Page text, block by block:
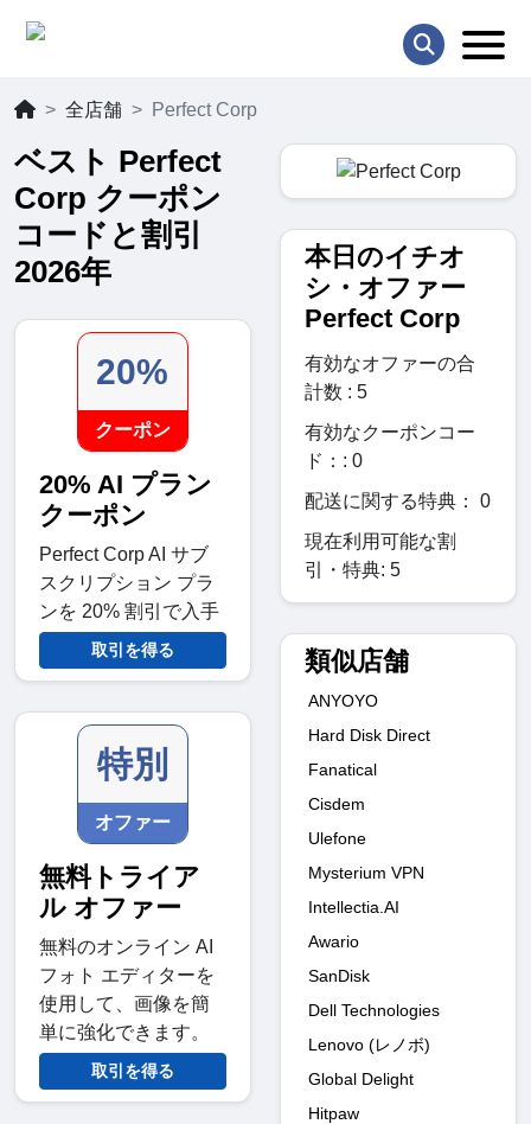
全店舗 Perfect Corp
ベスト Perfect
Corp クーポン
コードと割引
2026年
20%
クーポン
20% AI プラン
クーポン
Perfect Corp AI サブ
スクリプション プラ
ンを 20% 割引で入手
取引を得る
特別
オファー
無料トライア
ル オファー
無料のオンライン AI
フォト エディターを
使用して、画像を簡
単に強化できます。
取引を得る
本日のイチオ
シ・オファー
Perfect Corp
有効なオファーの合
計数 : 5
有効なクーポンコー
ド：: 0
配送に関する特典： 0
現在利用可能な割
引・特典: 5
類似店舗
ANYOYO
Hard Disk Direct
Fanatical
Cisdem
Ulefone
Mysterium VPN
Intellectia.AI
Awario
SanDisk
Dell Technologies
Lenovo (レノボ)
Global Delight
Hitpaw